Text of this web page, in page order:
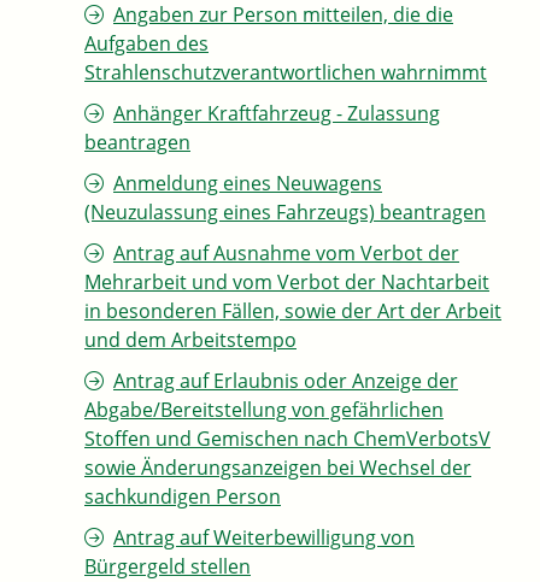
Angaben zur Person mitteilen, die die
Aufgaben des
Strahlenschutzverantwortlichen wahrnimmt
Anhänger Kraftfahrzeug - Zulassung
beantragen
Anmeldung eines Neuwagens
(Neuzulassung eines Fahrzeugs) beantragen
Antrag auf Ausnahme vom Verbot der
Mehrarbeit und vom Verbot der Nachtarbeit
in besonderen Fällen, sowie der Art der Arbeit
und dem Arbeitstempo
Antrag auf Erlaubnis oder Anzeige der
Abgabe/Bereitstellung von gefährlichen
Stoffen und Gemischen nach ChemVerbotsV
sowie Änderungsanzeigen bei Wechsel der
sachkundigen Person
Antrag auf Weiterbewilligung von
Bürgergeld stellen